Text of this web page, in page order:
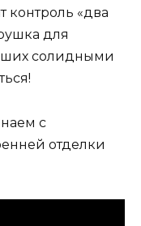
контроль «два
для
солидными
с
отделки